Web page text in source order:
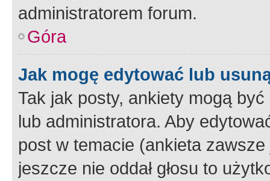
administratorem forum.
Góra
Jak mogę edytować lub
Tak jak posty, ankiety mogą
lub administratora. Aby
post w temacie (ankieta
jeszcze nie oddał głosu to